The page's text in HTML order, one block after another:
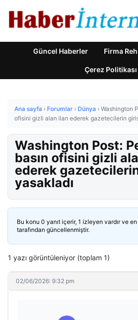
Güncel Haberler Firma
Çerez Politikası
Ana sayfa › Forumlar › Dünya › Washington
ofisini gizli alan ilan ederek gazetecilerin
Washington Post:
basın ofisini gizli
ederek
yasakladı
Bu konu 0 yanıt içerir, 1 izleyen vardır ve en
tarafından güncellenmiştir.
1 yazı görüntüleniyor (toplam 1)
02/06/2026: 9:32 pm